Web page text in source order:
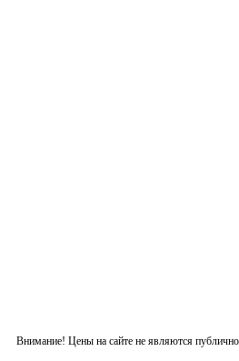
Внимание! Цены на сайте не являются